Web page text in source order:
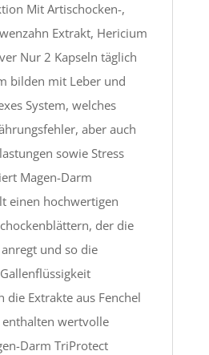
Mit Artischocken-,
Extrakt, Hericium
Nur 2 Kapseln täglich
bilden mit Leber und
System, welches
aber auch
sowie Stress
Magen-Darm
einen hochwertigen
der die
und so die
die Extrakte aus Fenchel
wertvolle
Darm TriProtect